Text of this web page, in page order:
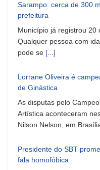
Sarampo: cerca de 300
prefeitura
Município já registrou 20
Qualquer pessoa com
pode se [...]
Lorrane Oliveira é
de Ginástica
As disputas pelo
Artística aconteceram
Nilson Nelson, em
Presidente do SBT
fala homofóbica